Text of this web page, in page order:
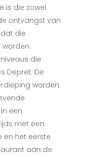
is die zowel
ontvangst van
die
worden.
die
Depret. De
worden
een
met een
en het eerste
aan de